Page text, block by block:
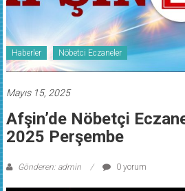
Haberler Nöbetci Eczaneler
Mayıs 15, 2025
Afşin’de Nöbetçi
2025 Perşembe
Gönderen: admin 0 yorum